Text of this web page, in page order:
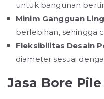
untuk bangunan
Minim Gangguan
berlebihan, sehingga
Fleksibilitas Desain
diameter sesuai
Jasa Bore